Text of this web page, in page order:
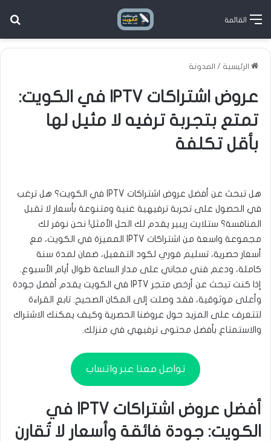
القائمة
الرئيسية / المدونة
عروض اشتراكات IPTV في الكويت:
تمتع بتجربة ترفيه لا مثيل لها
بأقل تكلفة
هل تبحث عن أفضل عروض اشتراكات IPTV في الكويت؟ هل ترغب
في الحصول على تجربة ترفيهية غنية ومتنوعة بأسعار لا تقبل
المنافسة؟ ستلايت ريبير يقدم لك الحل الأمثل! نحن نوفر لك
مجموعة واسعة من اشتراكات IPTV المميزة في الكويت، مع
أسعار حصرية، تسليم فوري لكود التفعيل، ضمان لمدة سنة
كاملة، ودعم فني مجاني على مدار الساعة طوال أيام الأسبوع.
إذا كنت تبحث عن أرخص متجر IPTV في الكويت يقدم أفضل جودة
وأعلى موثوقية، فقد وصلت إلى المكان الصحيح. تابع القراءة
لتتعرف على المزيد حول عروضنا الحصرية وكيف يمكنك الاشتراك
والاستمتاع بأفضل محتوى ترفيهي في منزلك.
تواصل معنا عبر واتساب
أفضل عروض اشتراكات IPTV في
الكويت: جودة فائقة وأسعار لا تُقارن